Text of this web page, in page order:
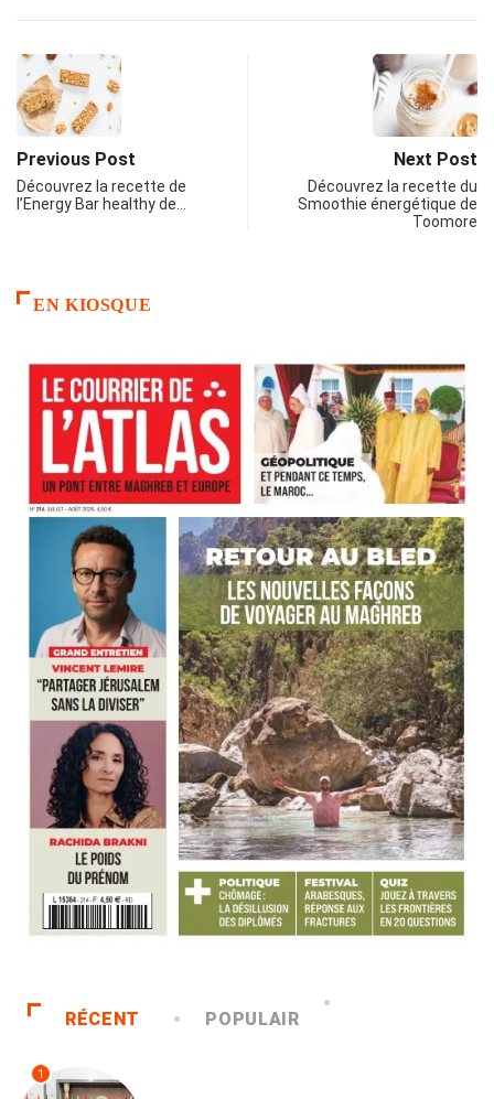
Previous Post
Découvrez la recette de
l’Energy Bar healthy de…
Next Post
Découvrez la recette du
Smoothie énergétique de
Toomore
EN KIOSQUE
RÉCENT POPULAIR
1